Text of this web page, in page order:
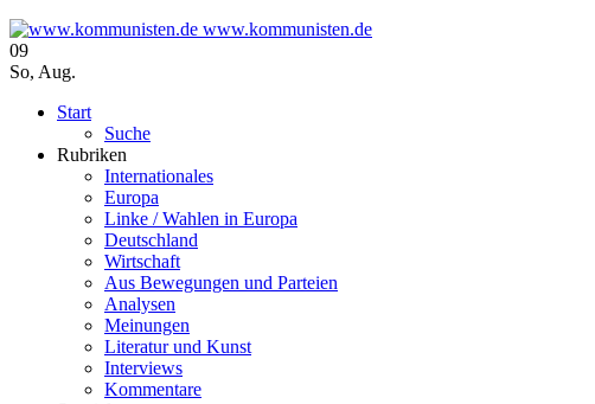
www.kommunisten.de
09
So, Aug.
Start
Suche
Rubriken
Internationales
Europa
Linke / Wahlen in Europa
Deutschland
Wirtschaft
Aus Bewegungen und Parteien
Analysen
Meinungen
Literatur und Kunst
Interviews
Kommentare